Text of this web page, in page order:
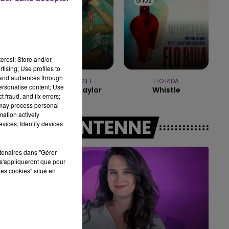
FM
7h00 - 11h00
BEST OF
TAYLOR SWIFT
Elizabeth Taylor
FLO RIDA
Whistle
A L'ANTENNE
Store and/or
Use profiles to
audiences through
content; Use
fraud, and fix errors;
process personal
actively
Identify devices
dans "Gérer
que pour
cookies" situé en